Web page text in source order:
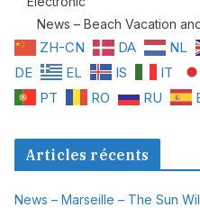
News – Beach Vacation
ZH-CN DA NL
DE
EL IS IT
PT
RO RU
Articles récents
News – Marseille – The Sun